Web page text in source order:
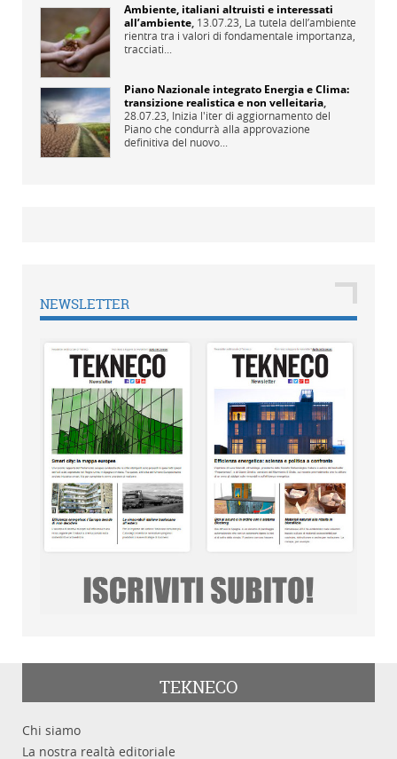
Ambiente, italiani altruisti e interessati
all’ambiente, 13.07.23, La tutela dell’ambiente
rientra tra i valori di fondamentale importanza,
tracciati...
Piano Nazionale integrato Energia e Clima:
transizione realistica e non velleitaria,
28.07.23, Inizia l'iter di aggiornamento del
Piano che condurrà alla approvazione
definitiva del nuovo...
NEWSLETTER
TEKNECO
Chi siamo
La nostra realtà editoriale